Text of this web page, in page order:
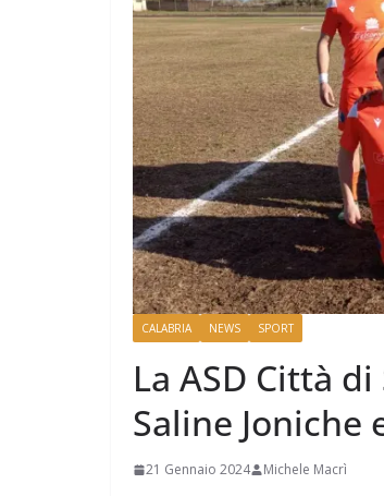
CALABRIA NEWS SPORT
La ASD Città
Saline Joniche
21 Gennaio 2024 Michele Macrì